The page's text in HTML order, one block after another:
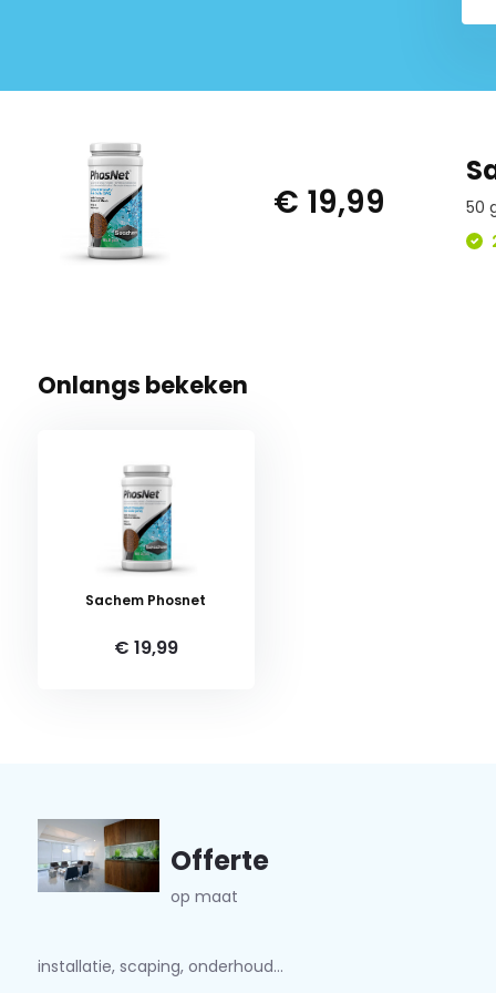
€ 19,99
50
Onlangs bekeken
Sachem Phosnet
€ 19,99
Offerte
op maat
installatie, scaping, onderhoud...